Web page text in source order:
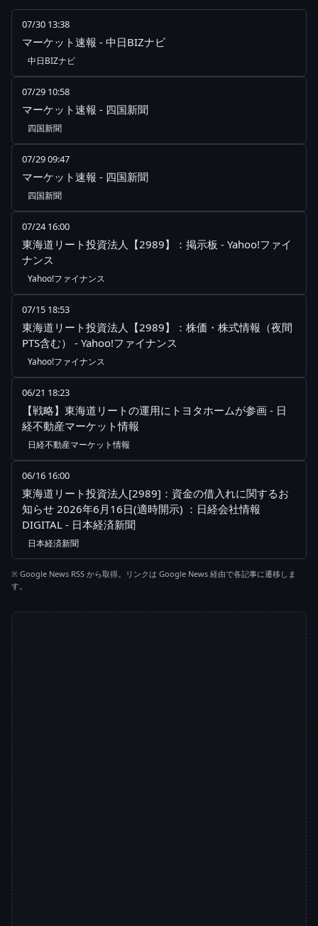
07/30 13:38
マーケット速報 - 中日BIZナビ
中日BIZナビ
07/29 10:58
マーケット速報 - 四国新聞
四国新聞
07/29 09:47
マーケット速報 - 四国新聞
四国新聞
07/24 16:00
東海道リート投資法人【2989】：掲示板 - Yahoo!ファイ
ナンス
Yahoo!ファイナンス
07/15 18:53
東海道リート投資法人【2989】：株価・株式情報（夜間
PTS含む） - Yahoo!ファイナンス
Yahoo!ファイナンス
06/21 18:23
【戦略】東海道リートの運用にトヨタホームが参画 - 日
経不動産マーケット情報
日経不動産マーケット情報
06/16 16:00
東海道リート投資法人[2989]：資金の借入れに関するお
知らせ 2026年6月16日(適時開示) ：日経会社情報
DIGITAL - 日本経済新聞
日本経済新聞
※ Google News RSS から取得。リンクは Google News 経由で各記事に遷移しま
す。